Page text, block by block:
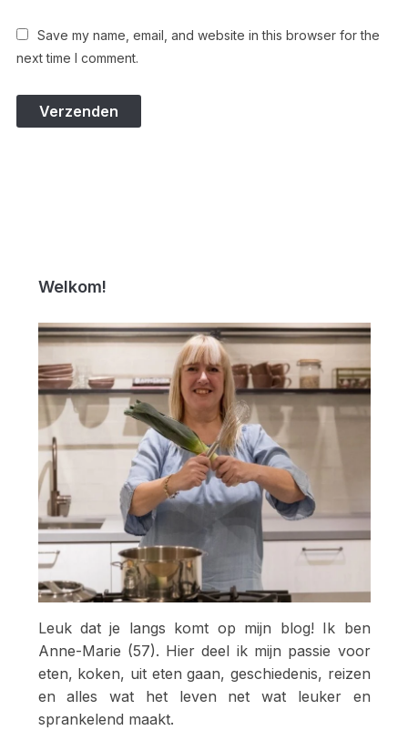
Save my name, email, and website in this browser for the
next time I comment.
Welkom!
Leuk dat je langs komt op mijn blog! Ik ben
Anne-Marie (57). Hier deel ik mijn passie voor
eten, koken, uit eten gaan, geschiedenis, reizen
en alles wat het leven net wat leuker en
sprankelend maakt.